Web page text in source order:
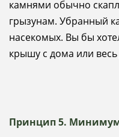
камнями обычно
грызунам. Убранный
насекомых. Вы бы
крышу с дома или
Принцип 5.